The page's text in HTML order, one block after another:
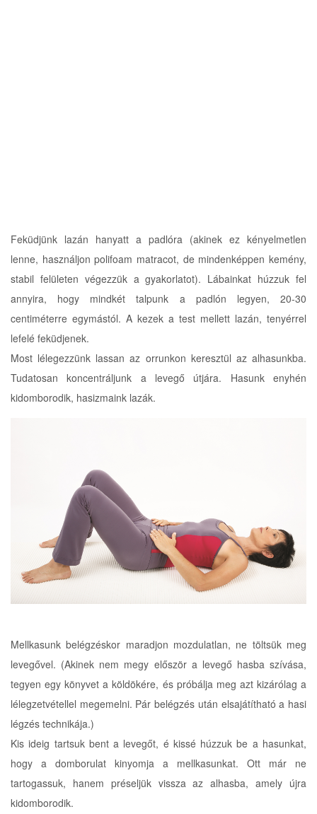
Feküdjünk lazán hanyatt a padlóra (akinek ez kényelmetlen
lenne, használjon polifoam matracot, de mindenképpen kemény,
stabil felületen végezzük a gyakorlatot). Lábainkat húzzuk fel
annyira, hogy mindkét talpunk a padlón legyen, 20-30
centiméterre egymástól. A kezek a test mellett lazán, tenyérrel
lefelé feküdjenek.
Most lélegezzünk lassan az orrunkon keresztül az alhasunkba.
Tudatosan koncentráljunk a levegő útjára. Hasunk enyhén
kidomborodik, hasizmaink lazák.
Mellkasunk belégzéskor maradjon mozdulatlan, ne töltsük meg
levegővel. (Akinek nem megy először a levegő hasba szívása,
tegyen egy könyvet a köldökére, és próbálja meg azt kizárólag a
lélegzetvétellel megemelni. Pár belégzés után elsajátítható a hasi
légzés technikája.)
Kis ideig tartsuk bent a levegőt, é kissé húzzuk be a hasunkat,
hogy a domborulat kinyomja a mellkasunkat. Ott már ne
tartogassuk, hanem préseljük vissza az alhasba, amely újra
kidomborodik.